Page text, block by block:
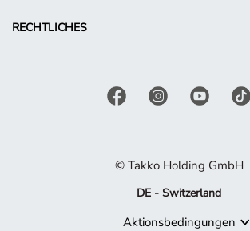
RECHTLICHES
© Takko Holding GmbH
DE - Switzerland
Aktionsbedingungen